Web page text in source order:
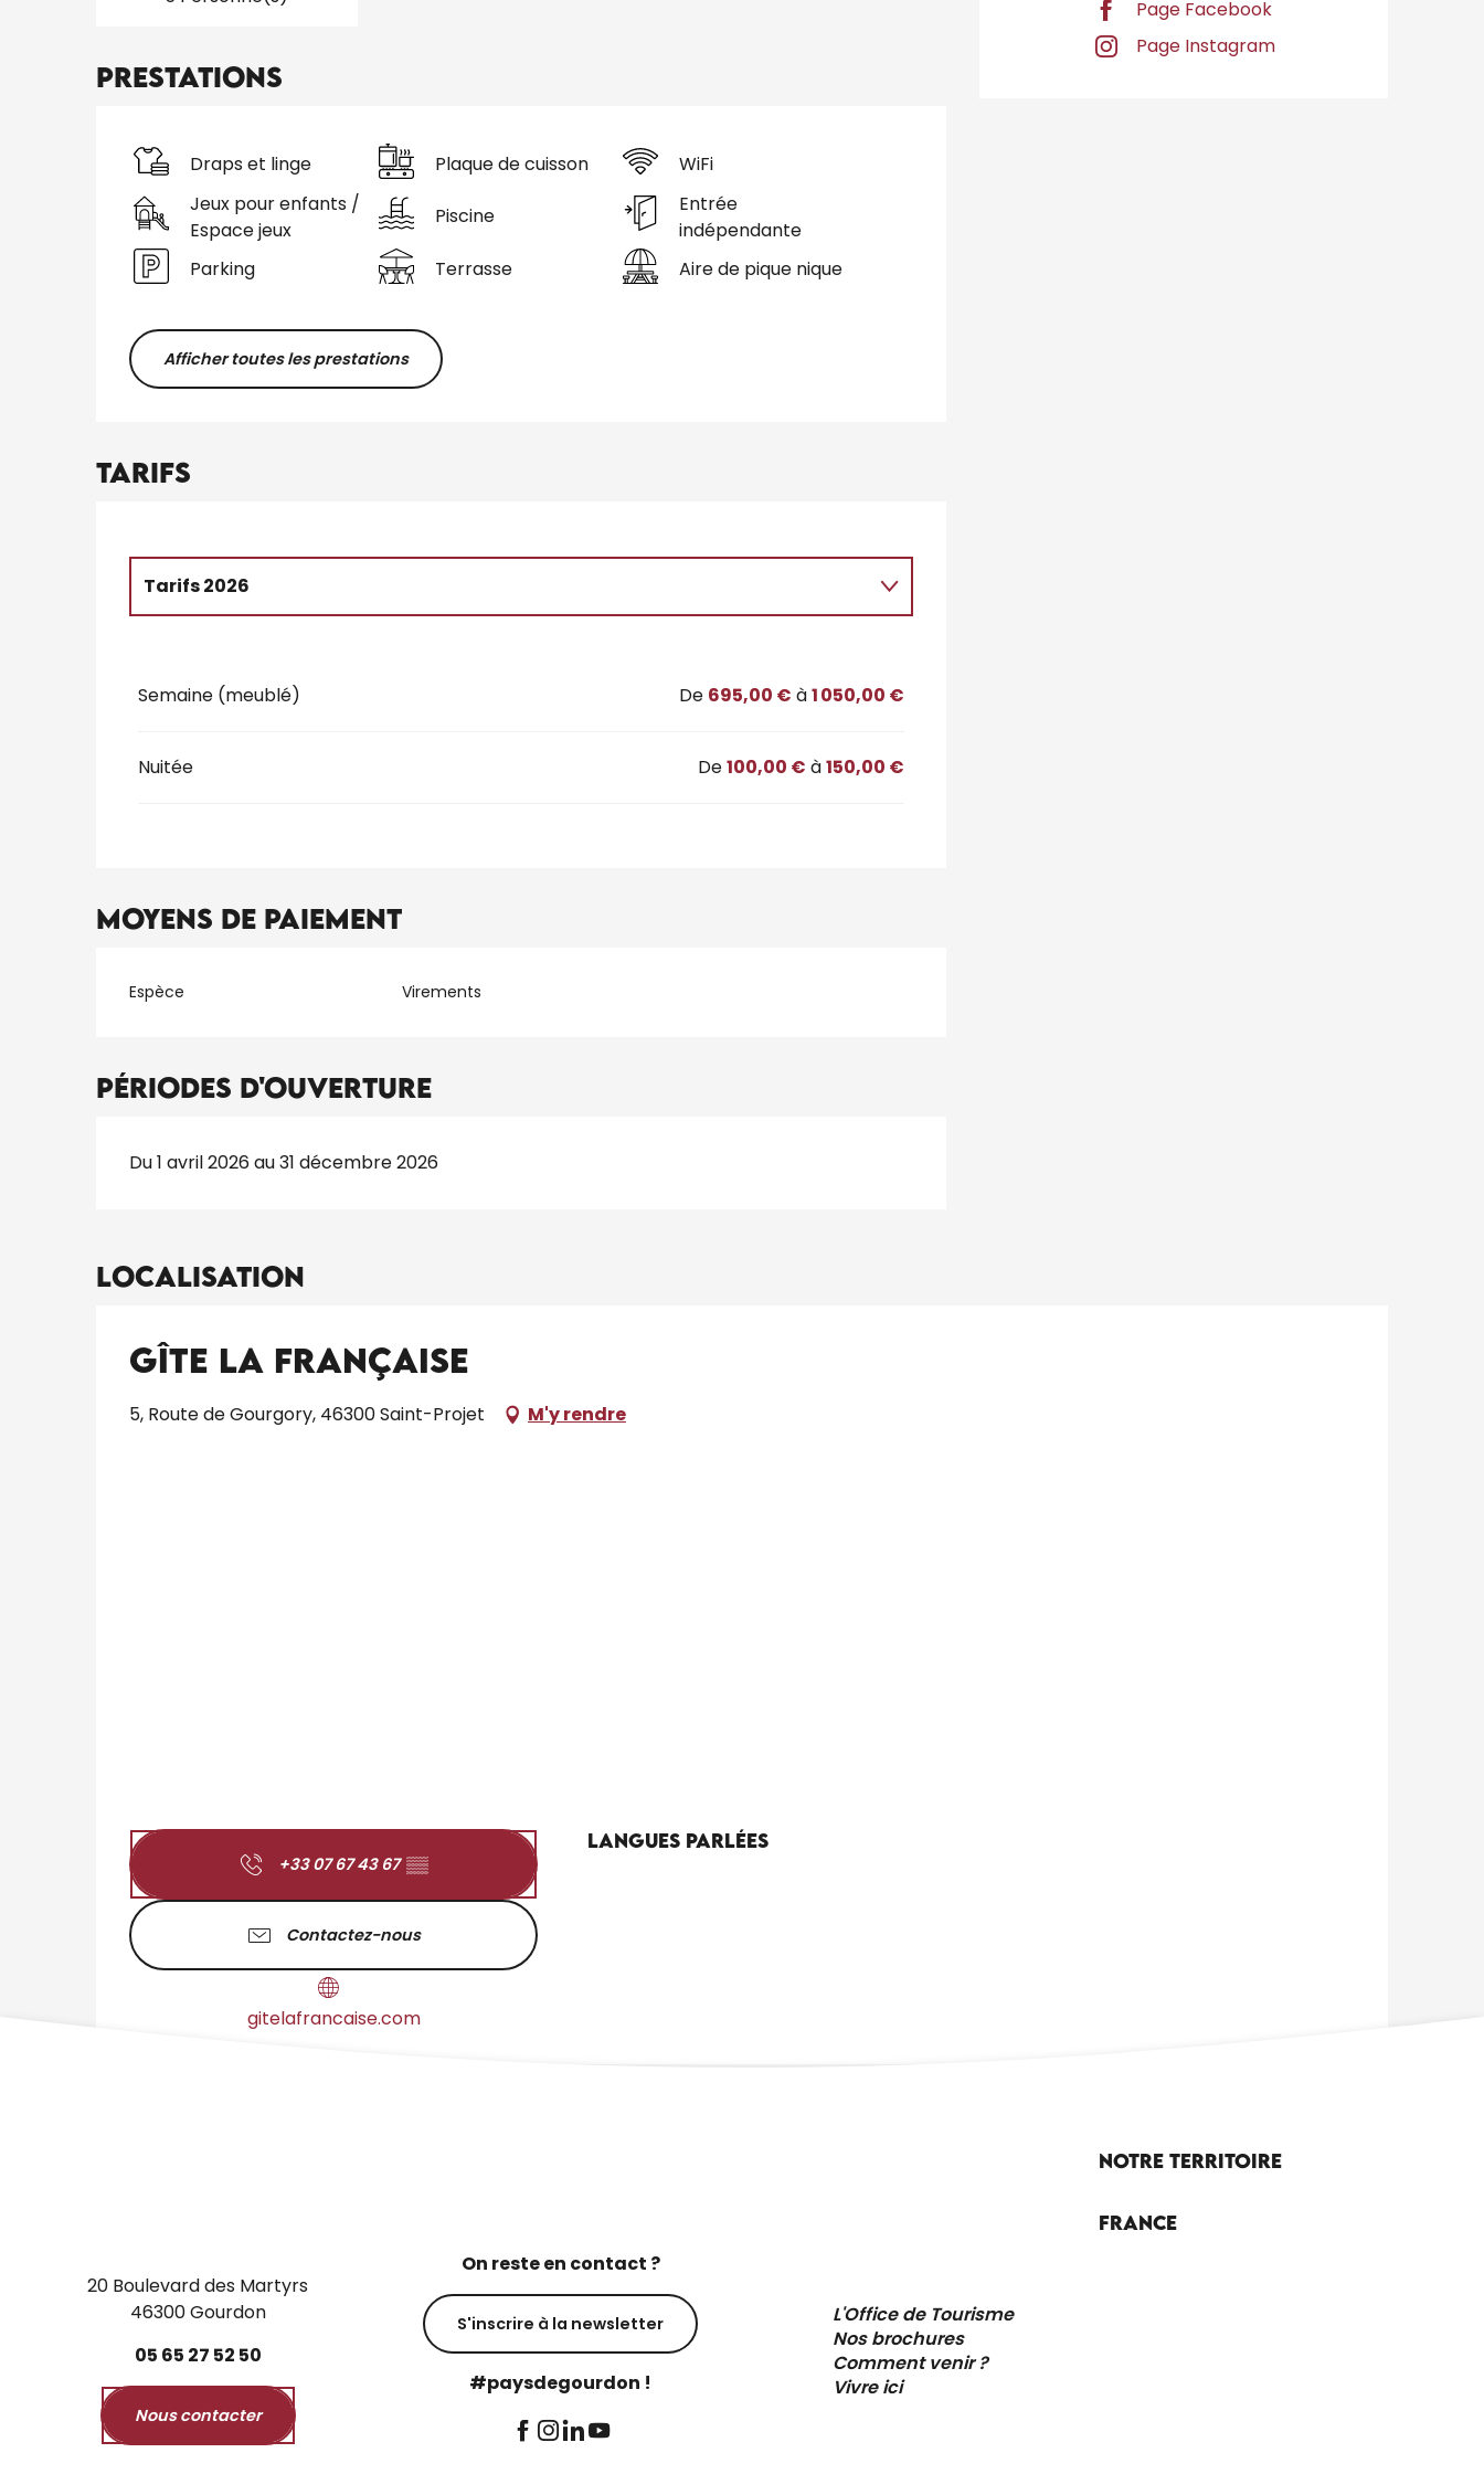
Page Facebook
Page Instagram
Prestations
Draps et linge Plaque de cuisson
WiFi
Jeux pour enfants /
Espace jeux
Piscine
Entrée
indépendante
Parking
Terrasse Aire de pique nique
Afficher toutes les prestations
Tarifs
Tarifs 2026
Semaine (meublé) De 695,00 € à1 050,00 €
Nuitée De100,00 € à150,00 €
Moyens de paiement
Espèce Virements
Périodes d'ouverture
Du 1 avril 2026 au 31 décembre 2026
Localisation
Gîte La Française
5, Route de Gourgory, 46300 Saint-Projet M'y rendre
+33 07 67 43 67 ▒▒
Contactez-nous
gitelafrancaise.com
Langues parlées
Langues parlées
20 Boulevard des Martyrs
46300 Gourdon
05 65 27 52 50
Nous contacter
On reste en contact ?
S'inscrire à la newsletter
#paysdegourdon !
L'Office de Tourisme
Nos brochures
Comment venir ?
Vivre ici
Notre territoire
France